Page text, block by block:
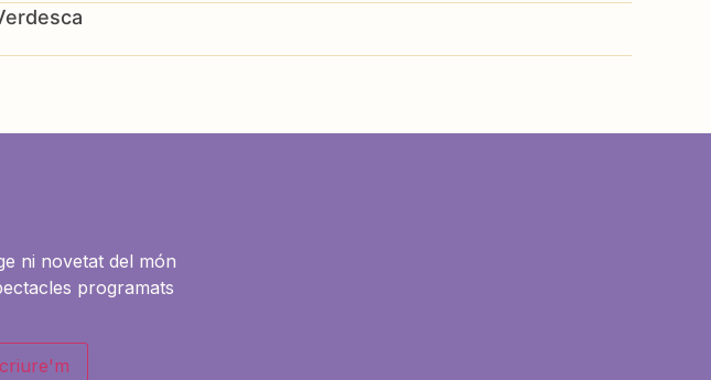
ni novetat del món
programats